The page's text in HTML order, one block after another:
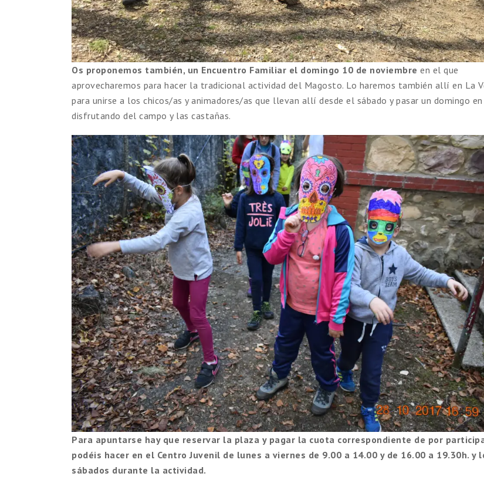
Os proponemos también, un Encuentro Familiar el domingo 10 de noviembre en el que
aprovecharemos para hacer la tradicional actividad del Magosto. Lo haremos también allí en La
para unirse a los chicos/as y animadores/as que llevan allí desde el sábado y pasar un domingo
disfrutando del campo y las castañas.
Para apuntarse hay que reservar la plaza y pagar la cuota correspondiente de por
podéis hacer en el Centro Juvenil de lunes a viernes de 9.00 a 14.00 y de 16.00 a 19.30h. y
sábados durante la actividad.